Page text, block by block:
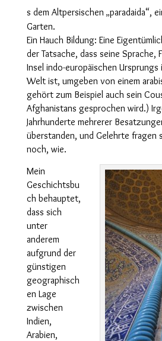
s dem Altpersischen „paradaida“,
Garten.
Ein Hauch Bildung: Eine
der Tatsache, dass seine Sprache,
Insel indo-europäischen Ursprungs
Welt ist, umgeben von einem
gehört zum Beispiel auch sein
Afghanistans gesprochen wird.)
Jahrhunderte mehrerer
überstanden, und Gelehrte fragen
noch, wie.
Mein
Geschichtsbu
ch behauptet,
dass sich
unter
anderem
aufgrund der
günstigen
geographisch
en Lage
zwischen
Indien,
Arabien,